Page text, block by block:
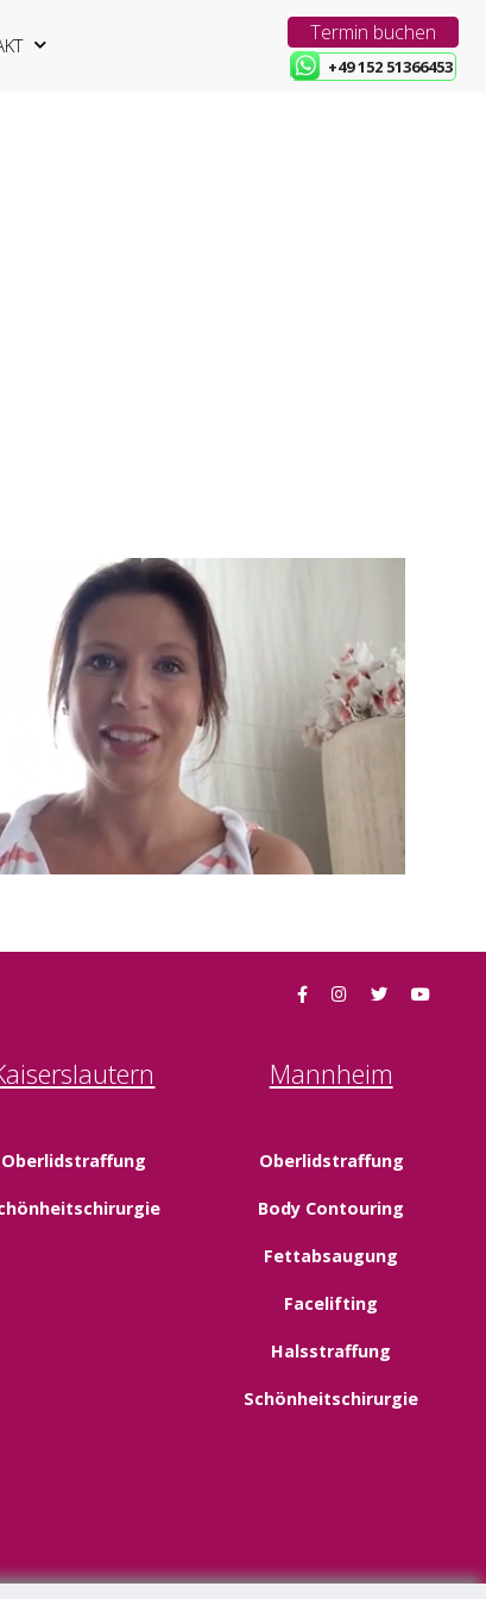
Termin buchen
+49 152 51366453
Oberlidstraffung
Mannheim
Oberlidstraffung
Body Contouring
Fettabsaugung
Facelifting
Halsstraffung
Schönheitschirurgie